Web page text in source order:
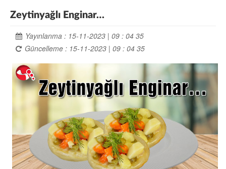
Zeytinyağlı Enginar…
Yayınlanma : 15-11-2023 | 09 : 04 35
Güncelleme : 15-11-2023 | 09 : 04 35